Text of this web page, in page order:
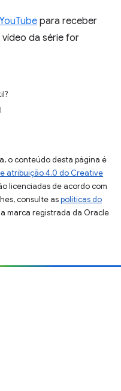
para receber
da série for
o conteúdo desta página é
atribuição 4.0 do Creative
licenciadas de acordo com
consulte aspolíticas do
marca registrada da Oracle